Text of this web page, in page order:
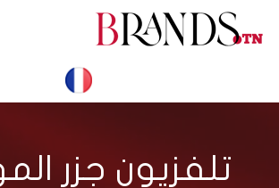
تلفزيون جزر